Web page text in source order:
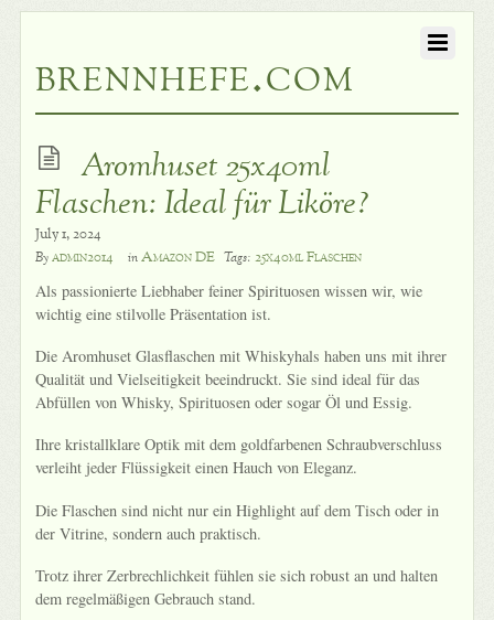
brennhefe.com
Aromhuset 25x40ml
Flaschen: Ideal für Liköre?
July 1, 2024
Byadmin2014 inAmazon DE Tags: 25x40ml Flaschen
Als passionierte Liebhaber feiner Spirituosen wissen wir, wie
wichtig eine stilvolle Präsentation ist.
Die Aromhuset Glasflaschen mit Whiskyhals haben uns mit ihrer
Qualität und Vielseitigkeit beeindruckt. Sie sind ideal für das
Abfüllen von Whisky, Spirituosen oder sogar Öl und Essig.
Ihre kristallklare Optik mit dem goldfarbenen Schraubverschluss
verleiht jeder Flüssigkeit einen Hauch von Eleganz.
Die Flaschen sind nicht nur ein Highlight auf dem Tisch oder in
der Vitrine, sondern auch praktisch.
Trotz ihrer Zerbrechlichkeit fühlen sie sich robust an und halten
dem regelmäßigen Gebrauch stand.